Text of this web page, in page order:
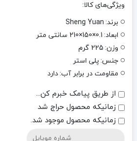
ویژگی‌های کالا:
برند: Sheng Yuan
ابعاد: 0.1×150×210 سانتی متر
وزن: 225 گرم
جنس: پلی استر
مقاومت در برابر آب:دارد
از طریق پیامک خبرم کن...
زمانیکه محصول حراج شد
زمانیکه محصول موجود شد.